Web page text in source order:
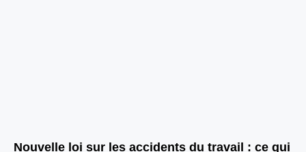
Nouvelle loi sur les accidents du travail : ce qui